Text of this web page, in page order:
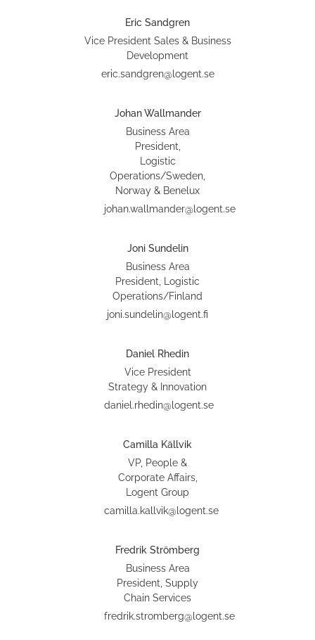
Eric Sandgren
Vice President Sales & Business
Development
eric.sandgren@logent.se
Johan Wallmander
Business Area
President,
Logistic
Operations/Sweden,
Norway & Benelux
johan.wallmander@logent.se
Joni Sundelin
Business Area
President, Logistic
Operations/Finland
joni.sundelin@logent.fi
Daniel Rhedin
Vice President
Strategy & Innovation
daniel.rhedin@logent.se
Camilla Källvik
VP, People &
Corporate Affairs,
Logent Group
camilla.kallvik@logent.se
Fredrik Strömberg
Business Area
President, Supply
Chain Services
fredrik.stromberg@logent.se